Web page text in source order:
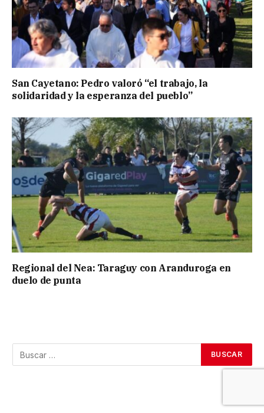
San Cayetano: Pedro valoró “el trabajo, la
solidaridad y la esperanza del pueblo”
Regional del Nea: Taraguy con Aranduroga en
duelo de punta